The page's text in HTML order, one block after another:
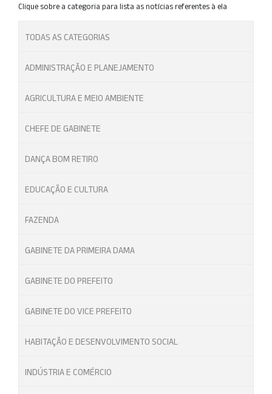
Clique sobre a categoria para lista as notícias referentes à ela
TODAS AS CATEGORIAS
ADMINISTRAÇÃO E PLANEJAMENTO
AGRICULTURA E MEIO AMBIENTE
CHEFE DE GABINETE
DANÇA BOM RETIRO
EDUCAÇÃO E CULTURA
FAZENDA
GABINETE DA PRIMEIRA DAMA
GABINETE DO PREFEITO
GABINETE DO VICE PREFEITO
HABITAÇÃO E DESENVOLVIMENTO SOCIAL
INDÚSTRIA E COMÉRCIO